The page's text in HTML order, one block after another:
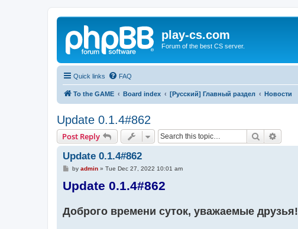
play-cs.com
Forum of the best CS server.
Quick links FAQ
To the GAME Board index [Русский] Главный раздел Новости
Update 0.1.4#862
Post Reply Search
Update 0.1.4#862
P
s
t
by admin» Tue Dec 27, 2022 10:01 am
Update 0.1.4#862
Доброго времени суток, уважаемые друзья!